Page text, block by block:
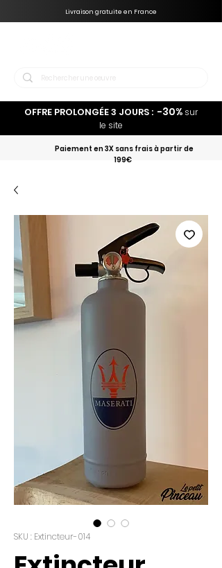
Livraison gratuite en France
Paiement en 3X sans frais à partir de
199€
OFFRE PROLONGÉE 3 JOURS : -30% sur
le site
SKU : Extincteur-014